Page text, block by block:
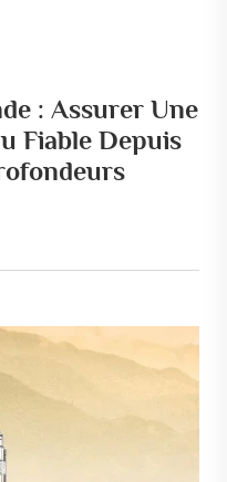
: Assurer Une
Fiable Depuis